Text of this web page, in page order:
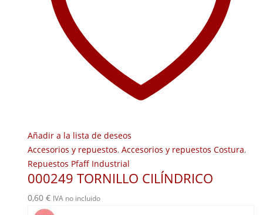
Añadir a la lista de deseos
Accesorios y repuestos, Accesorios y repuestos Costura,
Repuestos Pfaff Industrial
000249 TORNILLO CILÍNDRICO
0,60 € IVA no incluido